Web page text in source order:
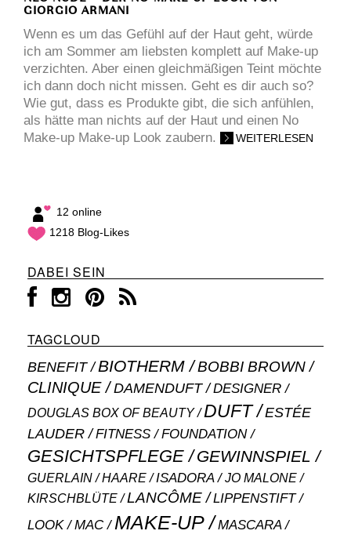
GIORGIO ARMANI
Wenn es um das Gefühl auf der Haut geht, würde
ich am Sommer am liebsten komplett auf Make-up
verzichten. Aber einen gleichmäßigen Teint möchte
ich dann doch nicht missen. Geht es dir auch so?
Wie gut, dass es Produkte gibt, die sich anfühlen,
als hätte man nichts auf der Haut und einen No
Make-up Make-up Look zaubern.
WEITERLESEN
12 online
1218 Blog-Likes
DABEI SEIN
TAGCLOUD
BENEFIT BIOTHERM BOBBI BROWN
CLINIQUE DAMENDUFT DESIGNER
DOUGLAS BOX OF BEAUTY DUFT
ESTÉE
LAUDER
FITNESS FOUNDATION
GESICHTSPFLEGE GEWINNSPIEL
GUERLAIN HAARE ISADORA JO MALONE
KIRSCHBLÜTE LANCÔME LIPPENSTIFT
LOOK MAC MAKE-UP MASCARA